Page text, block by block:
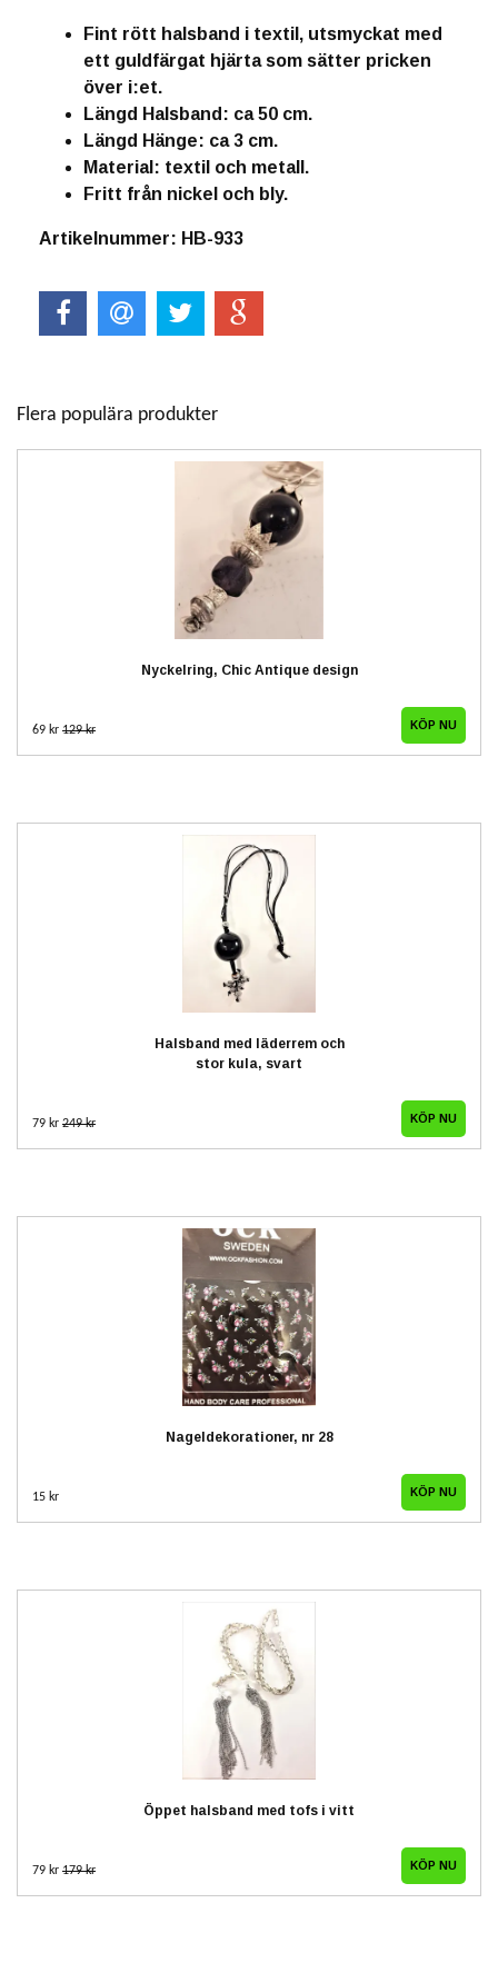
Fint rött halsband i textil, utsmyckat med
ett guldfärgat hjärta som sätter pricken
över i:et.
Längd Halsband: ca 50 cm.
Längd Hänge: ca 3 cm.
Material: textil och metall.
Fritt från nickel och bly.
Artikelnummer: HB-933
Flera populära produkter
Nyckelring, Chic Antique design
69 kr 129 kr
Halsband med läderrem och
stor kula, svart
79 kr 249 kr
Nageldekorationer, nr 28
15 kr
Öppet halsband med tofs i vitt
79 kr 179 kr